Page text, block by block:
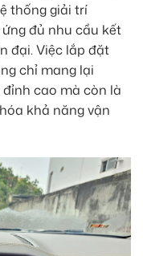
thống giải trí
đủ nhu cầu kết
đại. Việc lắp đặt
chỉ mang lại
cao mà còn là
khả năng vận